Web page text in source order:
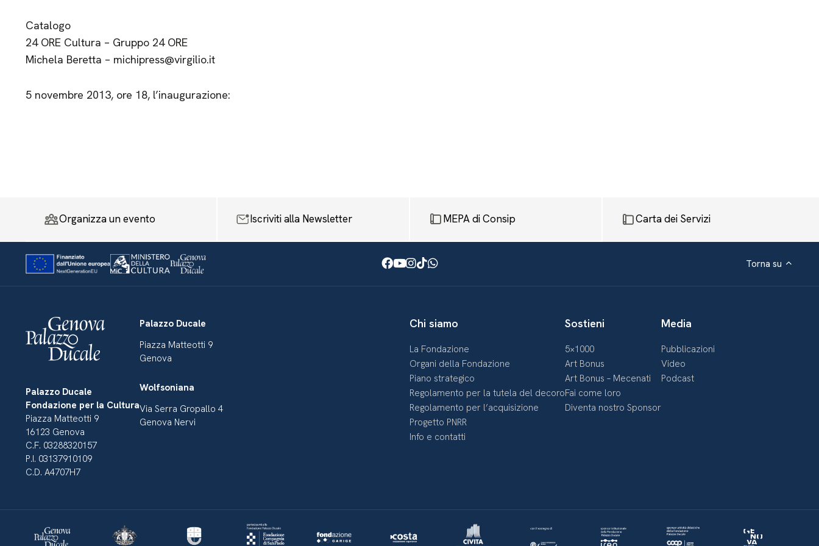
Catalogo
24 ORE Cultura – Gruppo 24 ORE
Michela Beretta – michipress@virgilio.it
5 novembre 2013, ore 18, l’inaugurazione:
Organizza un evento Iscriviti alla Newsletter MEPA di Consip Carta dei Servizi
Facebook
Youtube
Instagram
TikTok
WhatsApp Torna su
Palazzo Ducale
Fondazione per la Cultura
Piazza Matteotti 9
16123 Genova
C.F. 03288320157
P.I. 03137910109
C.D. A4707H7
Palazzo Ducale
Piazza Matteotti 9
Genova
Wolfsoniana
Via Serra Gropallo 4
Genova Nervi
Chi siamo
La Fondazione
Organi della Fondazione
Piano strategico
Regolamento per la tutela del decoro
Regolamento per l’acquisizione
Progetto PNRR
Info e contatti
Sostieni
5×1000
Art Bonus
Art Bonus – Mecenati
Fai come loro
Diventa nostro Sponsor
Media
Pubblicazioni
Video
Podcast